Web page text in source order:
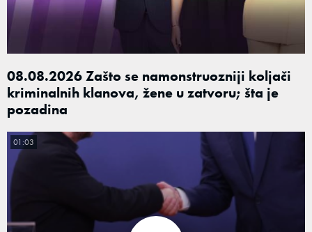
08.08.2026 Zašto se namonstruozniji koljači
kriminalnih klanova, žene u zatvoru; šta je
pozadina
01:03